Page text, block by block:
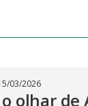
03/2026
o olhar